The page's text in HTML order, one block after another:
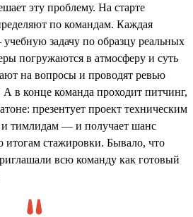
эту проблему. На старте
по командам. Каждая
задачу по образцу реальных
погружаются в атмосферу и суть
на вопросы и проводят ревью
А в конце команда проходит питчинг,
презентует проект техническим
тимлидам — и получает шанс
стажировки. Бывало, что
всю команду как готовый